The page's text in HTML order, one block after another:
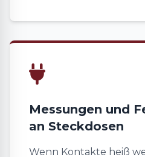
Messungen und
an Steckdosen
Wenn Kontakte heiß